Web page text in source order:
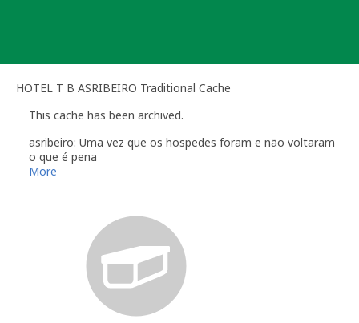
HOTEL T B ASRIBEIRO Traditional Cache
This cache has been archived.
asribeiro: Uma vez que os hospedes foram e não voltaram
o que é pena
Assim o hotel não tem condições para continuar ao serviço
More